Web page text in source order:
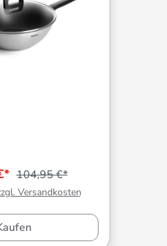
104,95 €*
Versandkosten